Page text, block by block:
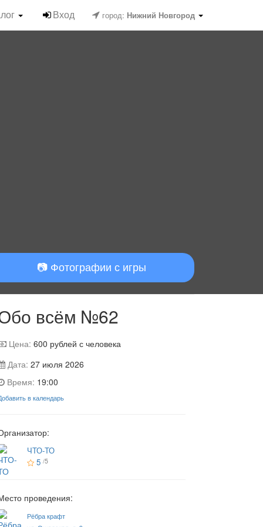
город: Нижний Новгород
Вход
📷 Фотографии с игры
всём №62
Цена: 600 рублей с человека
Дата: 27 июля 2026
Время: 19:00
в календарь
ЧТО-ТО
5 /5
проведения:
Рёбра крафт